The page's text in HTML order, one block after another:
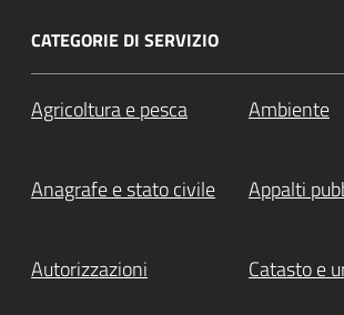
CATEGORIE DI SERVIZIO
Agricoltura e pesca Ambiente
Anagrafe e stato civile Appalti
Autorizzazioni Catasto e